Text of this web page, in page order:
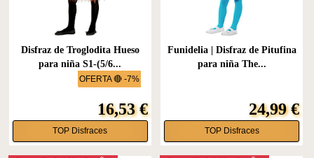
OFERTA 🔴 -7%
Disfraz de Troglodita Hueso
para niña S1-(5/6...
16,53 €
TOP Disfraces
Funidelia | Disfraz de Pitufina
para niña The...
24,99 €
TOP Disfraces